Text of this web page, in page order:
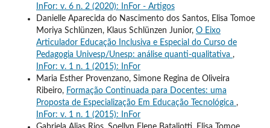
InFor: v. 6 n. 2 (2020): InFor - Artigos
Danielle Aparecida do Nascimento dos Santos, Elisa Tomoe
Moriya Schlünzen, Klaus Schlünzen Junior, O Eixo
Articulador Educação Inclusiva e Especial do Curso de
Pedagogia Univesp/Unesp: análise quanti-qualitativa ,
InFor: v. 1 n. 1 (2015): InFor
Maria Esther Provenzano, Simone Regina de Oliveira
Ribeiro, Formação Continuada para Docentes: uma
Proposta de Especialização Em Educação Tecnológica ,
InFor: v. 1 n. 1 (2015): InFor